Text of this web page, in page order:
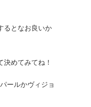
るとなお良いか
めてみてね！
ールかヴィジョ